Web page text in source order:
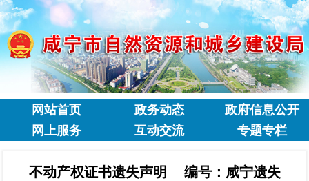
网站首页 政务动态
政府信息公开
网上服务
互动交流 专题专栏
不动产权证书遗失声明 编号：咸宁遗失